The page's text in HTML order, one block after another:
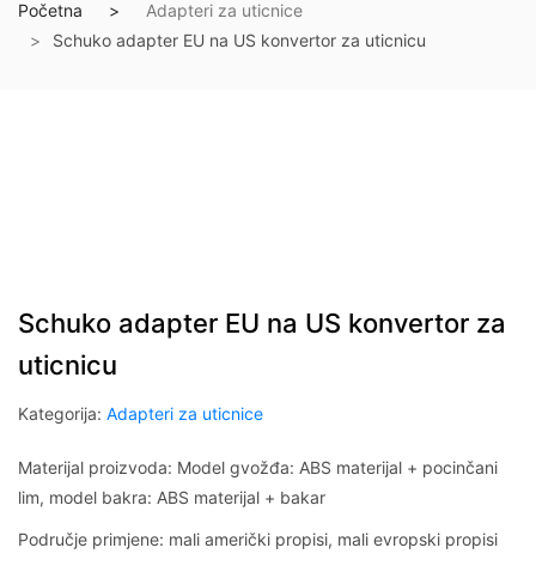
Početna
Adapteri za uticnice
Schuko adapter EU na US konvertor za uticnicu
Schuko adapter EU na US konvertor za
uticnicu
Kategorija: Adapteri za uticnice
Materijal proizvoda: Model gvožđa: ABS materijal + pocinčani
lim, model bakra: ABS materijal + bakar
Područje primjene: mali američki propisi, mali evropski propisi